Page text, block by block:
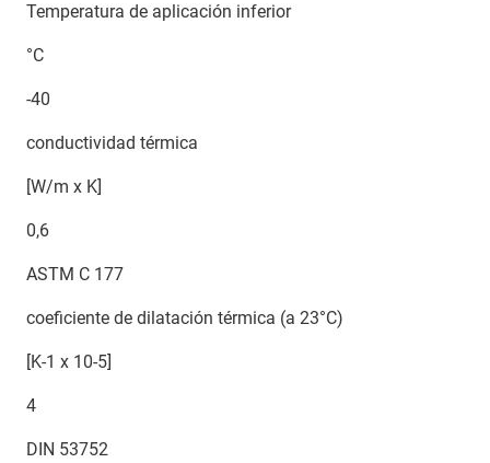
Temperatura de aplicación inferior
°C
-40
conductividad térmica
[W/m x K]
0,6
ASTM C 177
coeficiente de dilatación térmica (a 23°C)
[K-1 x 10-5]
4
DIN 53752